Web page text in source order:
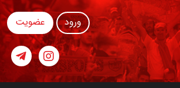
ورود عضویت